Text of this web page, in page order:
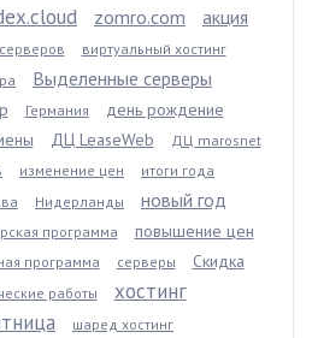
zomro.com акция
виртуальный хостинг
Выделенные серверы
Германия день рождение
ДЦ LeaseWeb
ДЦ marosnet
изменение цен
итоги года
Нидерланды новый год
программа
повышение цен
программа серверы
Скидка
работы
хостинг
шаред хостинг